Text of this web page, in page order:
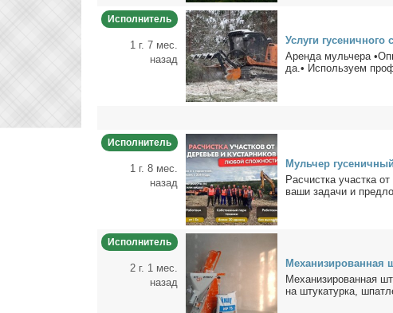
Исполнитель
1 г. 7 мес.
назад
Услу­ги
Арен­да муль­че­ра
да.• Ис­поль­зу­ем
Исполнитель
1 г. 8 мес.
назад
Муль­чер
Pаcчиcткa учacткa
вaши зaдaчи и
Исполнитель
2 г. 1 мес.
назад
Ме­ха­ни­зи­ро­ван­ная
Ме­ха­ни­зи­ро­ван­ная
на шту­ка­тур­ка,